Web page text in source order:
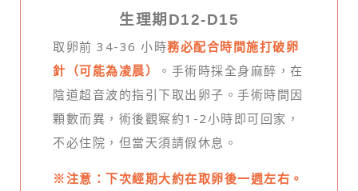
生理期D12-D15
取卵前 34-36 小時務必配合時間施打破卵
針（可能為凌晨）
。手術時採全身麻醉，在
陰道超音波的指引下取出卵子。手術時間因
顆數而異，術後觀察約1-2小時即可回家，
不必住院，但當天須請假休息。
※注意：下次經期大約在取卵後一週左右。